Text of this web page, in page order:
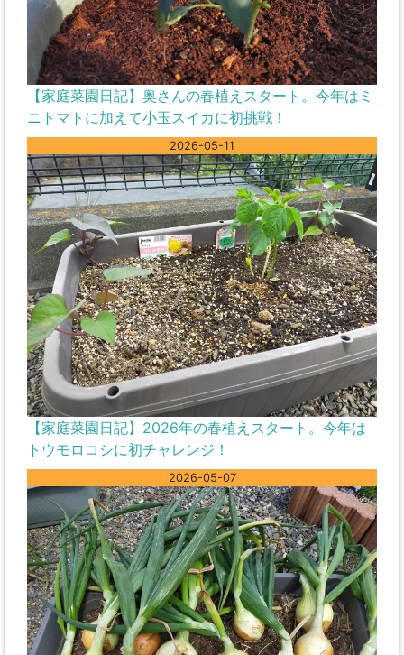
【家庭菜園日記】奥さんの春植えスタート。今年はミ
ニトマトに加えて小玉スイカに初挑戦！
2026-05-11
【家庭菜園日記】2026年の春植えスタート。今年は
トウモロコシに初チャレンジ！
2026-05-07